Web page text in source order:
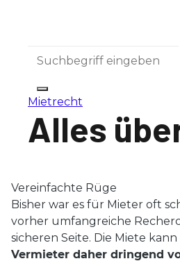
Mietrecht
Alles
Vereinfachte Rüge
Bisher war es für Mieter oft
vorher umfangreiche
sicheren Seite. Die Miete
Vermieter daher dringend